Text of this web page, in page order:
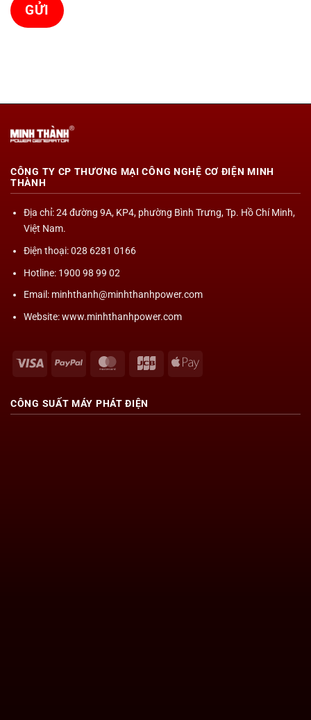
CÔNG TY CP THƯƠNG MẠI CÔNG NGHỆ CƠ ĐIỆN MINH
THÀNH
Địa chỉ: 24 đường 9A, KP4, phường Bình Trưng, Tp. Hồ Chí Minh,
Việt Nam.
Điện thoại: 028 6281 0166
Hotline: 1900 98 99 02
Email: minhthanh@minhthanhpower.com
Website: www.minhthanhpower.com
Visa PayPal MasterCard
JCB
Apple
CÔNG SUẤTMÁY PHÁT ĐIỆN